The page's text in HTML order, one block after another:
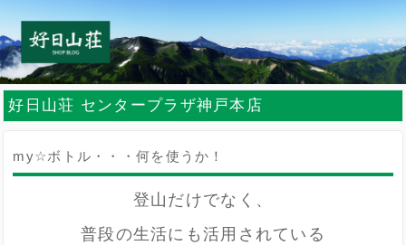
好日山荘 センタープラザ神戸本店
my☆ボトル・・・何を使うか！
登山だけでなく、
普段の生活にも活用されている